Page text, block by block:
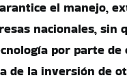
el manejo,
nacionales, sin
por parte
de la inversión de